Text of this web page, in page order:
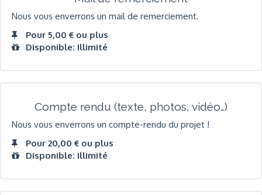
Nous vous enverrons un mail de remerciement.
Pour 5,00 € ou plus
Disponible: Illimité
Compte rendu (texte, photos, vidéo…)
Nous vous enverrons un compte-rendu du projet !
Pour 20,00 € ou plus
Disponible: Illimité